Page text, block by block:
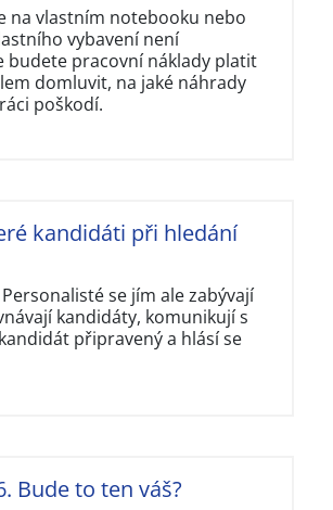
na vlastním notebooku nebo
vybavení není
budete pracovní náklady platit
domluvit, na jaké náhrady
poškodí.
kandidáti při hledání
se jím ale zabývají
kandidáty, komunikují s
připravený a hlásí se
Bude to ten váš?